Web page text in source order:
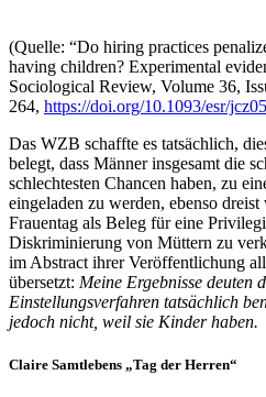
(Quelle: “Do hiring practices
having children? Experimental
Sociological Review, Volume 36,
264, https://doi.org/10.1093/esr/
Das WZB schaffte es tatsächlich,
belegt, dass Männer insgesamt die
schlechtesten Chancen haben, zu
eingeladen zu werden, ebenso
Frauentag als Beleg für eine
Diskriminierung von Müttern zu
im Abstract ihrer Veröffentlichung
übersetzt: Meine Ergebnisse deuten
Einstellungsverfahren tatsächlich
jedoch nicht, weil sie Kinder haben.
Claire Samtlebens „Tag der Herren“